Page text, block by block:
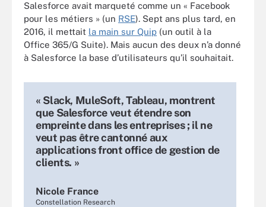
Salesforce avait marqueté comme un « Facebook
pour les métiers » (un RSE). Sept ans plus tard, en
2016, il mettait la main sur Quip (un outil à la
Office 365/G Suite). Mais aucun des deux n’a donné
à Salesforce la base d’utilisateurs qu’il souhaitait.
« Slack, MuleSoft, Tableau, montrent
que Salesforce veut étendre son
empreinte dans les entreprises ; il ne
veut pas être cantonné aux
applications front office de gestion de
clients. »
Nicole France
Constellation Research